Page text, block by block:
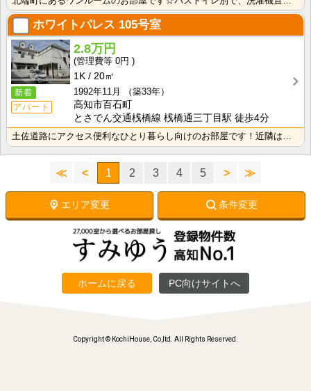
ホワイトパレス 105号室
新着
アパート
2.8万円
0円
1K
20㎡
1992年11月
（築33年）
高知市百石町
とさでん交通桟橋線 桟橋通三丁目駅 徒歩4分
土佐道路にアクセス便利なひとり暮らし向けのお部屋です！近隣はスーパーやコンビニの豊富な暮らしやすいエ･･･
≪ < 1 2 3 4 5 > ≫
エリア変更 条件変更
ホームに戻る PC向けサイトへ
Copyright © KochiHouse, Co,ltd. All Rights Reserved.